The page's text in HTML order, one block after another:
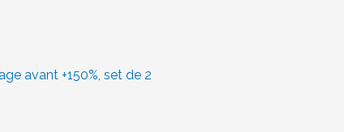
avant +150%, set de 2